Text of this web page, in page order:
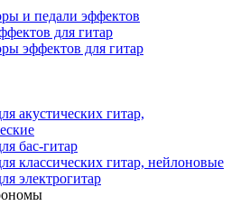
и педали эффектов
для гитар
эффектов для гитар
акустических гитар,
бас-гитар
классических гитар, нейлоновые
электрогитар